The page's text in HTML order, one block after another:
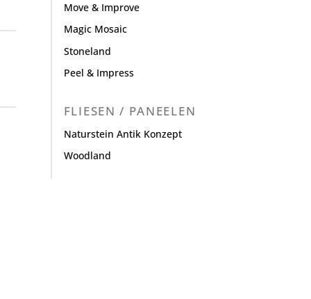
Move & Improve
Magic Mosaic
Stoneland
Peel & Impress
FLIESEN / PANEELEN
Naturstein Antik Konzept
Woodland